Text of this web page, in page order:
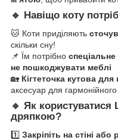
🔹 Навіщо коту
🐱 Коти приділяють
скільки сну!
📌 Їм потрібно спеціальне
не пошкоджувати меблі
🏡 Кігтеточка кутова для
аксесуар для
🔹 Як
дряпкою?
1️⃣ Закріпіть на стіні або